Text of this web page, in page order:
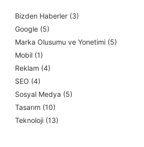
Bizden Haberler (3)
Google (5)
Marka Olusumu ve Yonetimi (5)
Mobil (1)
Reklam (4)
SEO (4)
Sosyal Medya (5)
Tasarım (10)
Teknoloji (13)